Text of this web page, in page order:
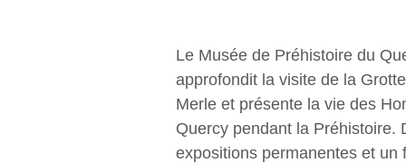
Le Musée de Préhistoire du
approfondit la visite de la
Merle et présente la vie des
Quercy pendant la Préhistoire.
expositions permanentes et un